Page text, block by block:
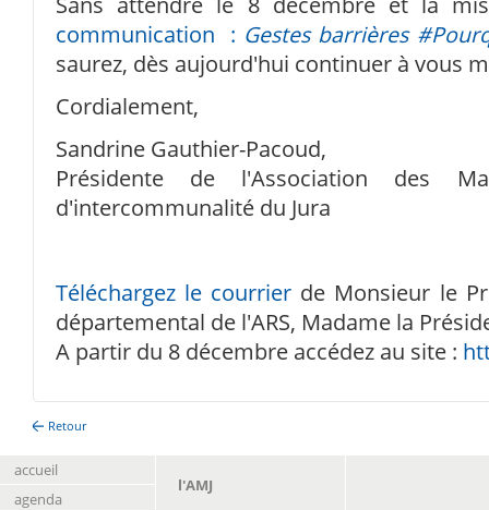
communication : Gestes barrières
saurez, dès aujourd'hui continuer à vous
Cordialement,
Sandrine Gauthier-Pacoud,
Présidente de l'Association des
d'intercommunalité du Jura
Téléchargez le courrier de Monsieur le
départemental de l'ARS, Madame la
A partir du 8 décembre accédez au site :
Retour
accueil
agenda
l'AMJ